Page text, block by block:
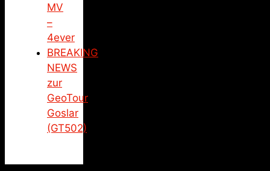
MV
–
4ever
BREAKING
NEWS
zur
GeoTour
Goslar
(GT502)